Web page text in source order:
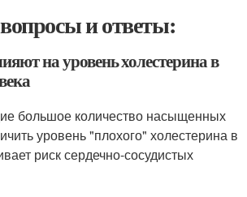
и ответы:
на уровень холестерина в
большое количество насыщенных
уровень "плохого" холестерина в
риск сердечно-сосудистых